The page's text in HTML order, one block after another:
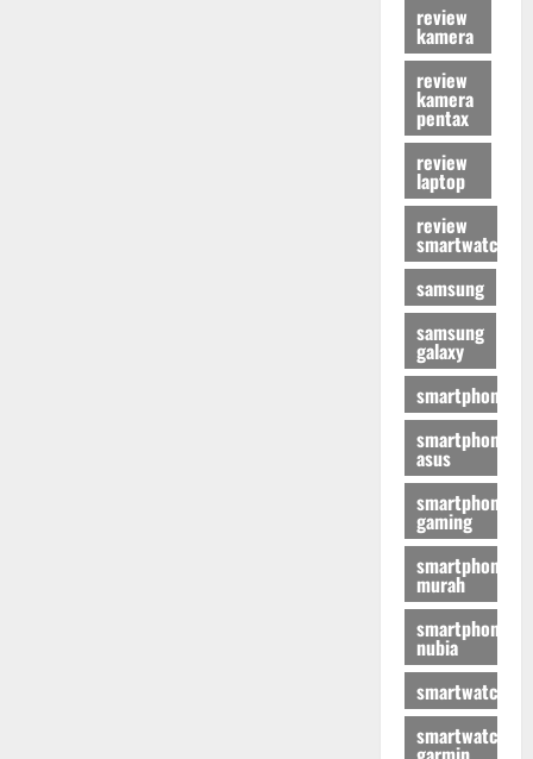
review
kamera
review
kamera
pentax
review
laptop
review
smartwatch
samsung
samsung
galaxy
smartphone
smartphone
asus
smartphone
gaming
smartphone
murah
smartphone
nubia
smartwatch
smartwatch